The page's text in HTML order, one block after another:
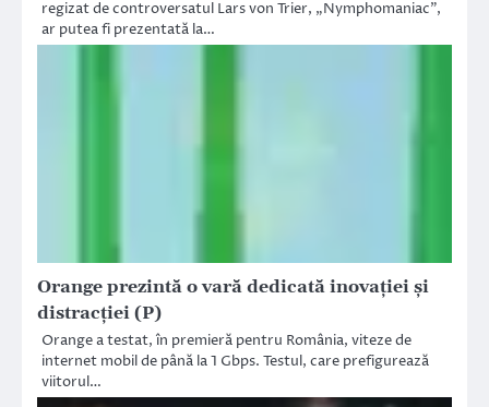
regizat de controversatul Lars von Trier, „Nymphomaniac”,
ar putea fi prezentată la…
Orange prezintă o vară dedicată inovației și
distracției (P)
Orange a testat, în premieră pentru România, viteze de
internet mobil de până la 1 Gbps. Testul, care prefigurează
viitorul…